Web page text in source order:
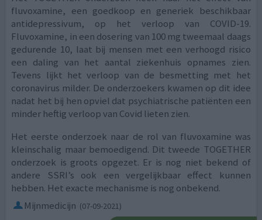
fluvoxamine, een goedkoop en generiek beschikbaar
antidepressivum, op het verloop van COVID-19.
Fluvoxamine, in een dosering van 100 mg tweemaal daags
gedurende 10, laat bij mensen met een verhoogd risico
een daling van het aantal ziekenhuis opnames zien.
Tevens lijkt het verloop van de besmetting met het
coronavirus milder. De onderzoekers kwamen op dit idee
nadat het bij hen opviel dat psychiatrische patiënten een
minder heftig verloop van Covid lieten zien.
Het eerste onderzoek naar de rol van fluvoxamine was
kleinschalig maar bemoedigend. Dit tweede TOGETHER
onderzoek is groots opgezet. Er is nog niet bekend of
andere SSRI’s ook een vergelijkbaar effect kunnen
hebben. Het exacte mechanisme is nog onbekend.
Mijnmedicijn (07-09-2021)